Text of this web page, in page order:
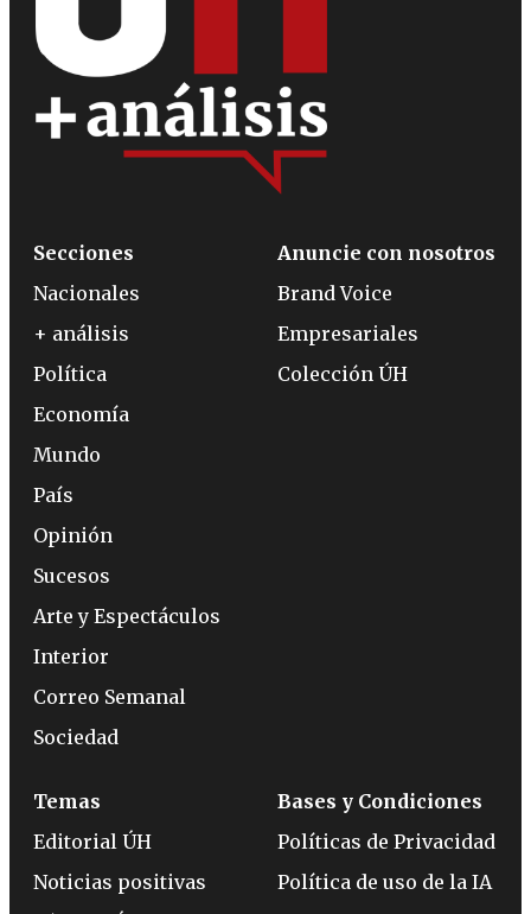
Secciones
Nacionales
+ análisis
Política
Economía
Mundo
País
Opinión
Sucesos
Arte y Espectáculos
Interior
Correo Semanal
Sociedad
Anuncie con nosotros
Brand Voice
Empresariales
Colección ÚH
Temas
Editorial ÚH
Noticias positivas
Bases y Condiciones
Políticas de Privacidad
Política de uso de la IA